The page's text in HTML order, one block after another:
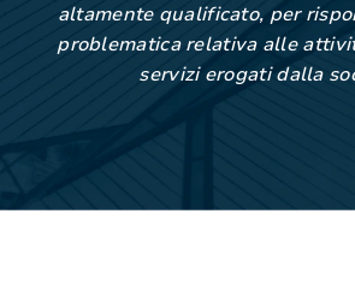
altamente qualificato, per
problematica relativa alle
servizi erogati dalla